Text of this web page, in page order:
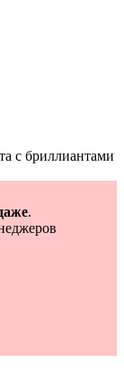
с бриллиантами
.